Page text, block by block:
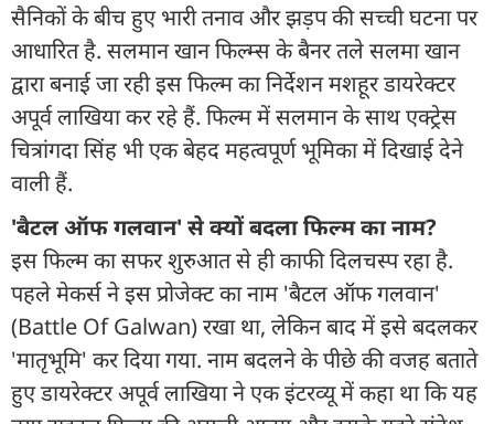
सैनिकों के बीच हुए भारी तनाव और झड़प की सच्ची घटना पर
आधारित है. सलमान खान फिल्म्स के बैनर तले सलमा खान
द्वारा बनाई जा रही इस फिल्म का निर्देशन मशहूर डायरेक्टर
अपूर्व लाखिया कर रहे हैं. फिल्म में सलमान के साथ एक्ट्रेस
चित्रांगदा सिंह भी एक बेहद महत्वपूर्ण भूमिका में दिखाई देने
वाली हैं.
'बैटल ऑफ गलवान' से क्यों बदला फिल्म का नाम?
इस फिल्म का सफर शुरुआत से ही काफी दिलचस्प रहा है.
पहले मेकर्स ने इस प्रोजेक्ट का नाम 'बैटल ऑफ गलवान'
(Battle Of Galwan) रखा था, लेकिन बाद में इसे बदलकर
'मातृभूमि' कर दिया गया. नाम बदलने के पीछे की वजह बताते
हुए डायरेक्टर अपूर्व लाखिया ने एक इंटरव्यू में कहा था कि यह